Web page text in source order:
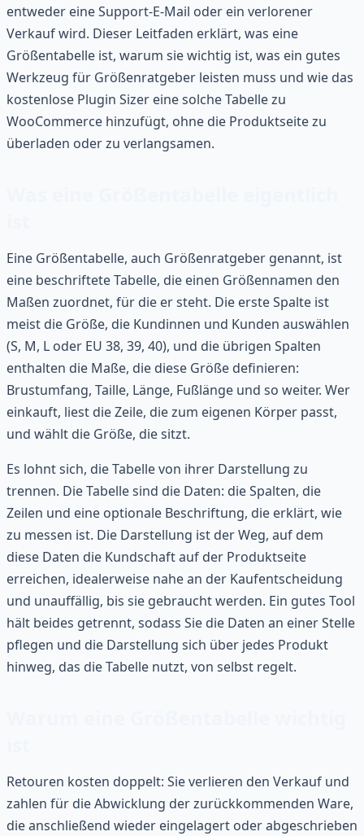
entweder eine Support-E-Mail oder ein verlorener
Verkauf wird. Dieser Leitfaden erklärt, was eine
Größentabelle ist, warum sie wichtig ist, was ein gutes
Werkzeug für Größenratgeber leisten muss und wie das
kostenlose Plugin Sizer eine solche Tabelle zu
WooCommerce hinzufügt, ohne die Produktseite zu
überladen oder zu verlangsamen.
Eine Größentabelle, auch Größenratgeber genannt, ist
eine beschriftete Tabelle, die einen Größennamen den
Maßen zuordnet, für die er steht. Die erste Spalte ist
meist die Größe, die Kundinnen und Kunden auswählen
(S, M, L oder EU 38, 39, 40), und die übrigen Spalten
enthalten die Maße, die diese Größe definieren:
Brustumfang, Taille, Länge, Fußlänge und so weiter. Wer
einkauft, liest die Zeile, die zum eigenen Körper passt,
und wählt die Größe, die sitzt.
Es lohnt sich, die Tabelle von ihrer Darstellung zu
trennen. Die Tabelle sind die Daten: die Spalten, die
Zeilen und eine optionale Beschriftung, die erklärt, wie
zu messen ist. Die Darstellung ist der Weg, auf dem
diese Daten die Kundschaft auf der Produktseite
erreichen, idealerweise nahe an der Kaufentscheidung
und unauffällig, bis sie gebraucht werden. Ein gutes Tool
hält beides getrennt, sodass Sie die Daten an einer Stelle
pflegen und die Darstellung sich über jedes Produkt
hinweg, das die Tabelle nutzt, von selbst regelt.
Retouren kosten doppelt: Sie verlieren den Verkauf und
zahlen für die Abwicklung der zurückkommenden Ware,
die anschließend wieder eingelagert oder abgeschrieben